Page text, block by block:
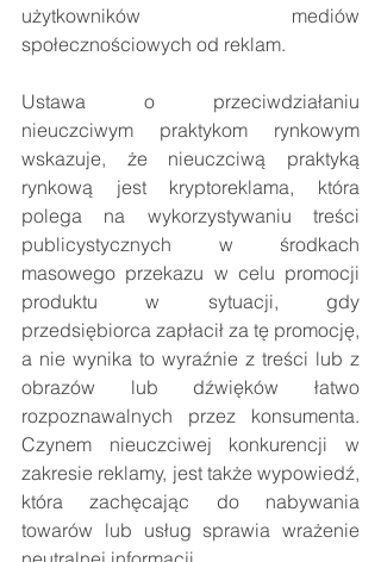
użytkowników mediów
społecznościowych od reklam.
Ustawa o przeciwdziałaniu
nieuczciwym praktykom rynkowym
wskazuje, że nieuczciwą praktyką
rynkową jest kryptoreklama, która
polega na wykorzystywaniu treści
publicystycznych w środkach
masowego przekazu w celu promocji
produktu w sytuacji, gdy
przedsiębiorca zapłacił za tę promocję,
a nie wynika to wyraźnie z treści lub z
obrazów lub dźwięków łatwo
rozpoznawalnych przez konsumenta.
Czynem nieuczciwej konkurencji w
zakresie reklamy, jest także wypowiedź,
która zachęcając do nabywania
towarów lub usług sprawia wrażenie